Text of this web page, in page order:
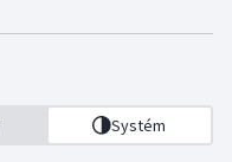
Systém